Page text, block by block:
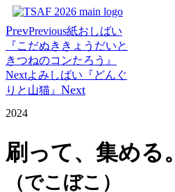
コ
ン
テ
ン
ツ
に
ス
キ
プ
PrevPrevious紙おしばい
『こだぬききょうだいと
きつねのコンたろう』
Nextよみしばい『どんぐ
りと山猫』 Next
2024
刷って、集める
（でこぼこ）